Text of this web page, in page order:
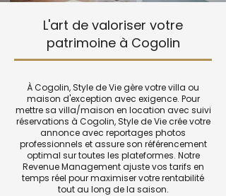
L'art de valoriser votre
patrimoine à Cogolin
À Cogolin, Style de Vie gère votre villa ou
maison d'exception avec exigence. Pour
mettre sa villa/maison en location avec suivi
réservations à Cogolin, Style de Vie crée votre
annonce avec reportages photos
professionnels et assure son référencement
optimal sur toutes les plateformes. Notre
Revenue Management ajuste vos tarifs en
temps réel pour maximiser votre rentabilité
tout au long de la saison.